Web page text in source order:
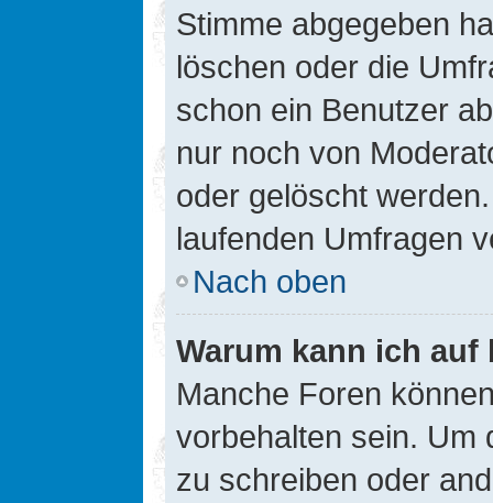
Stimme abgegeben
löschen oder die
schon ein Benutzer
nur noch von
oder gelöscht
laufenden Umfragen
Nach oben
Warum kann ich
Manche Foren
vorbehalten sein. Um
zu schreiben oder